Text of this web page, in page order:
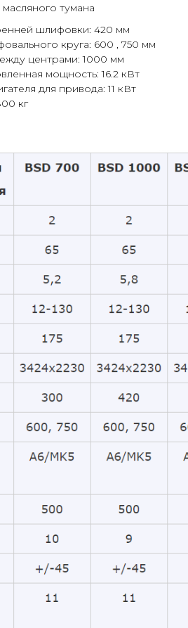
тумана
шлифовки: 420 мм
круга: 600 , 750 мм
центрами: 1000 мм
мощность: 16.2 кВт
для привода: 11 кВт
кг